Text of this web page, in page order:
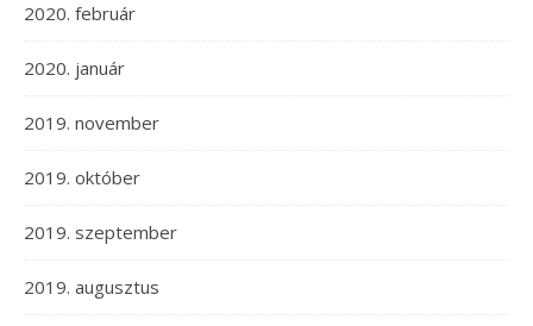
2020. február
2020. január
2019. november
2019. október
2019. szeptember
2019. augusztus